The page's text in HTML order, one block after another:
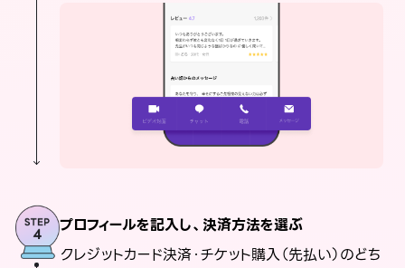
プロフィールを記入し、決済方法を選ぶ
クレジットカード決済・チケット購入（先払い）のどち